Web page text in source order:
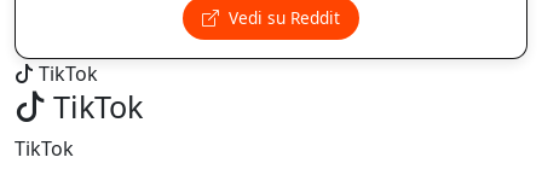
Vedi su Reddit
TikTok
TikTok
TikTok